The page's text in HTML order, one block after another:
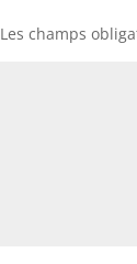
Les champs